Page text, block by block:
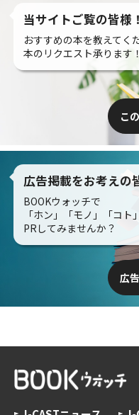
当サイトご覧の皆様！
おすすめの本を教えてく
本のリクエスト承ります！
こ
広告掲載をお考えの
BOOKウォッチで
「ホン」「モノ」「コト
PRしてみませんか？
広